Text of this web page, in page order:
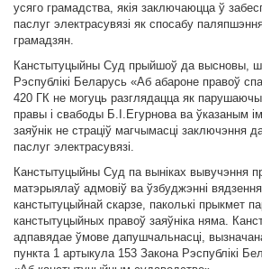
усяго грамадства, якія заключаюцца ў
паслуг электрасувязі як спосабу
грамадзян.
Канстытуцыйны Суд прыйшоў да высновы,
Рэспублікі Беларусь «Аб абароне правоў
420 ГК не могуць разглядацца як
правы і свабоды Б.І.Егурнова ва ўказаным
заяўнік не страціў магчымасці заключэння
паслуг электрасувязі.
Канстытуцыйны Суд па выніках вывучэння
матэрыялаў адмовіў ва ўзбуджэнні
канстытуцыйнай скарзе, паколькі прыкмет
канстытуцыйных правоў заяўніка няма.
адпавядае ўмове дапушчальнасці,
пункта 1 артыкула 153 Закона Рэспублікі